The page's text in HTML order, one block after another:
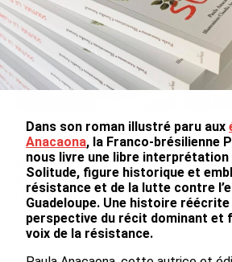
le 07/08/2026
De Messi à Trump :
l’expérience internationale
du Martiniquais Benoît Etinof
au service du Karibea Sainte-
Luce en Martinique
le 07/08/2026
Avec
Yanis
au
le 06/08/
Dans son roman illustré paru aux
Anacaona, la Franco-brésilienne
nous livre une libre interprétation
Solitude, figure historique et
résistance et de la lutte contre
Guadeloupe. Une histoire
perspective du récit dominant et
voix de la résistance.